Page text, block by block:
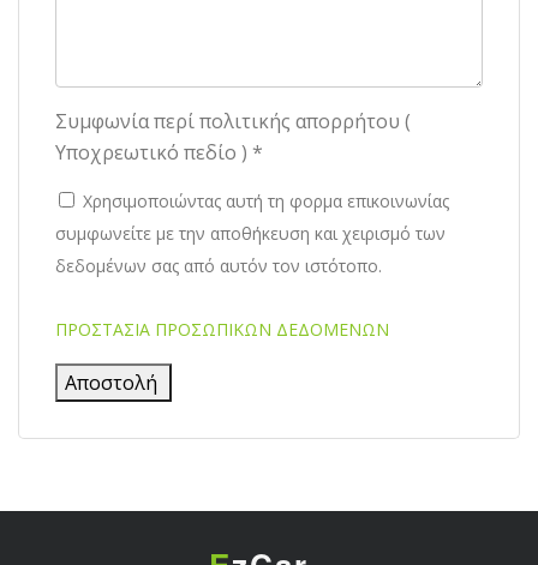
Συμφωνία περί πολιτικής απορρήτου (
Υποχρεωτικό πεδίο ) *
Χρησιμοποιώντας αυτή τη φορμα επικοινωνίας
συμφωνείτε με την αποθήκευση και χειρισμό των
δεδομένων σας από αυτόν τον ιστότοπο.
ΠΡΟΣΤΑΣΙΑ ΠΡΟΣΩΠΙΚΩΝ ΔΕΔΟΜΕΝΩΝ